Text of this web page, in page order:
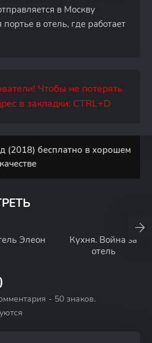
в Москву
в отель, где работает
Чтобы не потерять
в закладки: CTRL+D
(2018) бесплатно в хорошем
качестве
Элеон
Кухня. Война за
отель
- 50 знаков.